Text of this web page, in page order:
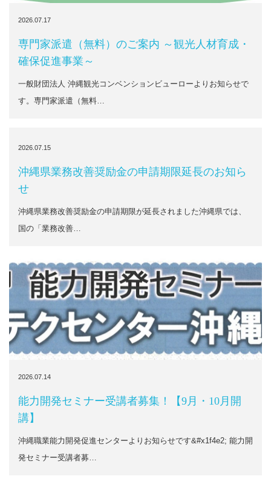
2026.07.17
専門家派遣（無料）のご案内 ～観光人材育成・
確保促進事業～
一般財団法人 沖縄観光コンベンションビューローよりお知らせで
す。専門家派遣（無料…
2026.07.15
沖縄県業務改善奨励金の申請期限延長のお知ら
せ
沖縄県業務改善奨励金の申請期限が延長されました沖縄県では、
国の「業務改善…
2026.07.14
能力開発セミナー受講者募集！【9月・10月開
講】
沖縄職業能力開発促進センターよりお知らせです&#x1f4e2; 能力開
発セミナー受講者募…